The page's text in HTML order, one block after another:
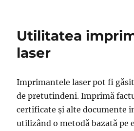
Utilitatea
laser
Imprimantele laser pot fi
de pretutindeni. Imprimă
certificate și alte documente
utilizând o metodă bazată pe